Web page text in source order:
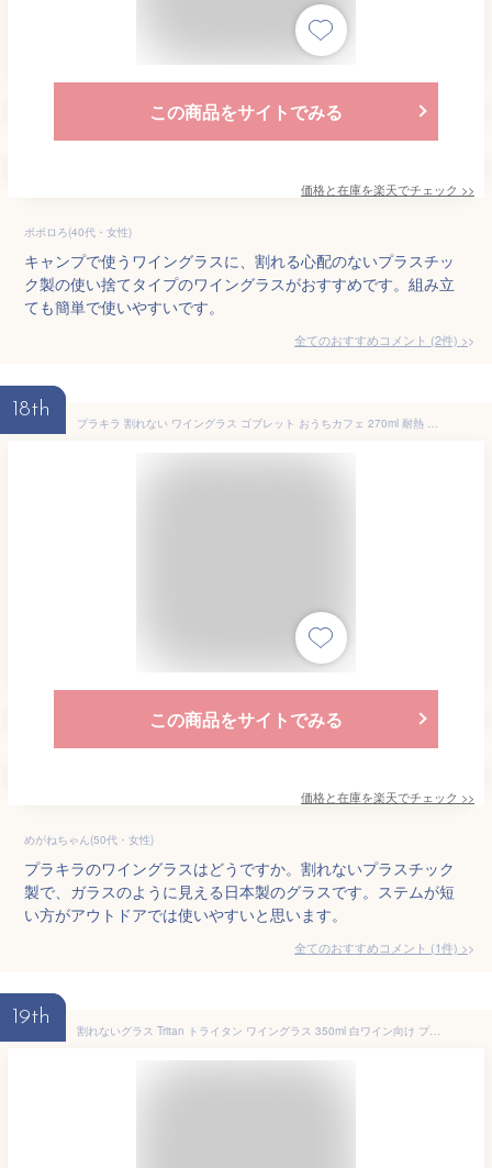
この商品をサイトでみる
価格と在庫を楽天でチェック >>
ポポロろ(40代・女性)
キャンプで使うワイングラスに、割れる心配のないプラスチッ
ク製の使い捨てタイプのワイングラスがおすすめです。組み立
ても簡単で使いやすいです。
全てのおすすめコメント (2件) >
18th
プラキラ 割れない ワイングラス ゴブレット おうちカフェ 270ml 耐熱 食洗機対応 日本製 アウトドア 子ども ホームパーティ かわいい おしゃれ クリア コーヒー ワイン プラスチック 耐熱温度 100度 ホット グルーブゴブレット 子供用 安定 ステム デザートグラス wine glas
この商品をサイトでみる
価格と在庫を楽天でチェック >>
めがねちゃん(50代・女性)
プラキラのワイングラスはどうですか。割れないプラスチック
製で、ガラスのように見える日本製のグラスです。ステムが短
い方がアウトドアでは使いやすいと思います。
全てのおすすめコメント (1件) >
19th
割れないグラス Tritan トライタン ワイングラス 350ml 白ワイン向け プラスチックグラス パーティー食器 アウトドア キッチン雑貨 キッチングッズ プラスチック食器 樹脂食器 耐熱 軽量 インテリア クリアー 透明 単品 品番DITR0701